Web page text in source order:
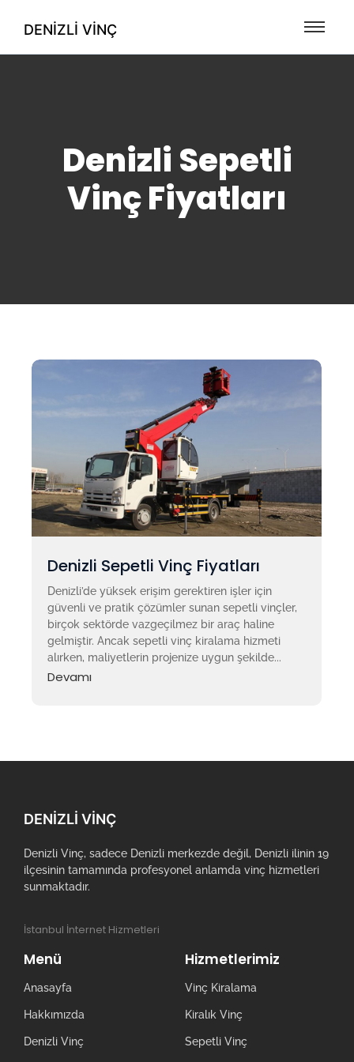
DENIZLI VINÇ
Denizli Sepetli
Vinç Fiyatları
Denizli Sepetli Vinç Fiyatları
Denizli’de yüksek erişim gerektiren işler için
güvenli ve pratik çözümler sunan sepetli vinçler,
birçok sektörde vazgeçilmez bir araç haline
gelmiştir. Ancak sepetli vinç kiralama hizmeti
alırken, maliyetlerin projenize uygun şekilde...
Devamı
DENIZLI VINÇ
Denizli Vinç, sadece Denizli merkezde değil, Denizli ilinin 19
ilçesinin tamamında profesyonel anlamda vinç hizmetleri
sunmaktadır.
İstanbul İnternet Hizmetleri
Menü
Anasayfa
Hakkımızda
Denizli Vinç
Hizmetlerimiz
Vinç Kiralama
Kiralık Vinç
Sepetli Vinç